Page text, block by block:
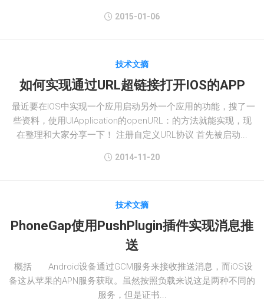
2015-01-06
技术文摘
如何实现通过URL超链接打开IOS的APP
最近要在IOS中实现一个应用启动另外一个应用的功能，搜了一
些资料，使用UIApplication的openURL：的方法就能实现，现
在整理和大家分享一下！ 注册自定义URL协议 首先被启动...
2014-11-20
技术文摘
PhoneGap使用PushPlugin插件实现消息推
送
概括 Android设备通过GCM服务来接收推送消息，而iOS设
备这从苹果的APN服务获取。虽然按照负载来说这是两种不同的
服务，但是证书...